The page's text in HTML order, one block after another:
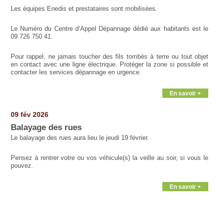
Les équipes Enedis et prestataires sont mobilisées.
Le Numéro du Centre d’Appel Dépannage dédié aux habitants est le
09 726 750 41.
Pour rappel, ne jamais toucher des fils tombés à terre ou tout objet
en contact avec une ligne électrique. Protéger la zone si possible et
contacter les services dépannage en urgence.
En savoir +
09 fév 2026
Balayage des rues
Le balayage des rues aura lieu le jeudi 19 février.
Pensez à rentrer votre ou vos véhicule(s) la veille au soir, si vous le
pouvez.
En savoir +